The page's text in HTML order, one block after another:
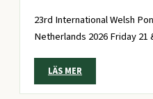
23rd International Welsh
Netherlands 2026 Friday
LÄS MER